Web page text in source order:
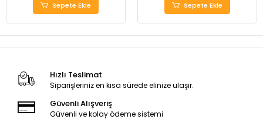
Sepete Ekle Sepete Ekle
Hızlı Teslimat
Siparişleriniz en kısa sürede elinize ulaşır.
Güvenli Alışveriş
Güvenli ve kolay ödeme sistemi